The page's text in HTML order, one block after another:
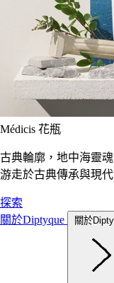
Médicis 花瓶
古典輪廓，地中海靈
游走於古典傳承與現
探索
關於Diptyque
關於